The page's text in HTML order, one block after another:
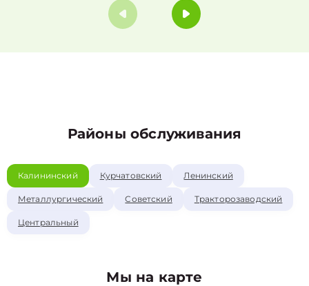
Районы обслуживания
Калининский Курчатовский Ленинский
Металлургический Советский Тракторозаводский
Центральный
Мы на карте